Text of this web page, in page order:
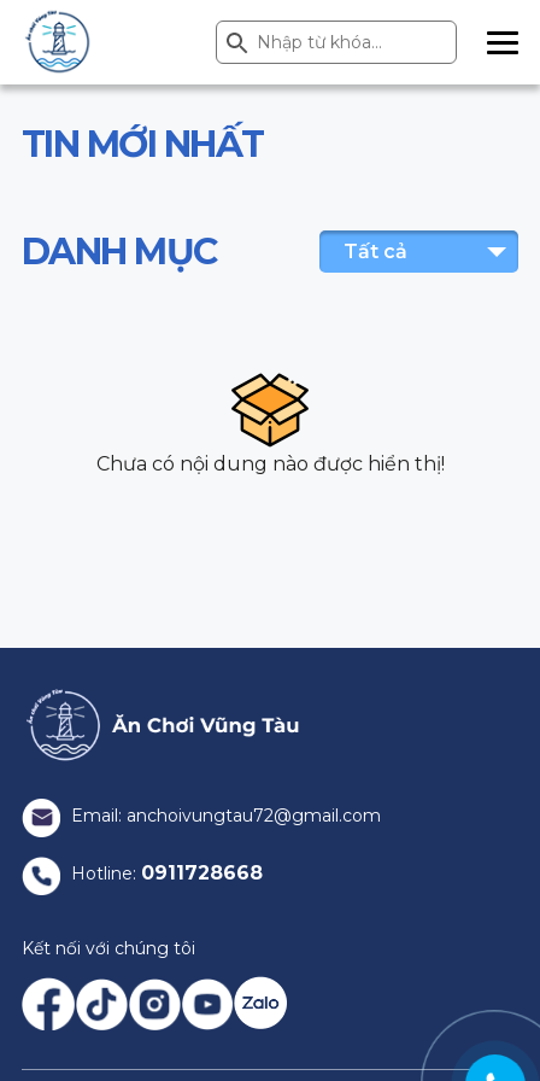
Search
for:
Search Button
ME
NU
TIN MỚI NHẤT
DANH MỤC Tất cả
Chưa có nội dung nào được hiển thị!
Email: anchoivungtau72@gmail.com
Hotline: 0911728668
Kết nối với chúng tôi